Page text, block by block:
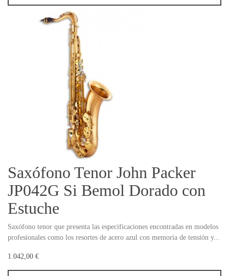
Saxófono Tenor John Packer
JP042G Si Bemol Dorado con
Estuche
Saxófono tenor que presenta las especificaciones encontradas en modelos
profesionales como los resortes de acero azul con memoria de tensión y...
1.042,00 €